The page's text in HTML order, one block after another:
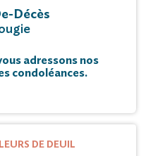
Décès
adressons nos
condoléances.
DE DEUIL